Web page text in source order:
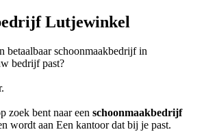
Lutjewinkel
betaalbaar schoonmaakbedrijf in
bedrijf past?
zoek bent naar een schoonmaakbedrijf
wordt aan Een kantoor dat bij je past.